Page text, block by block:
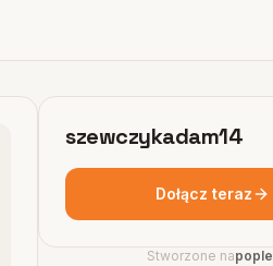
szewczykadam14
Dołącz teraz
Stworzone napople